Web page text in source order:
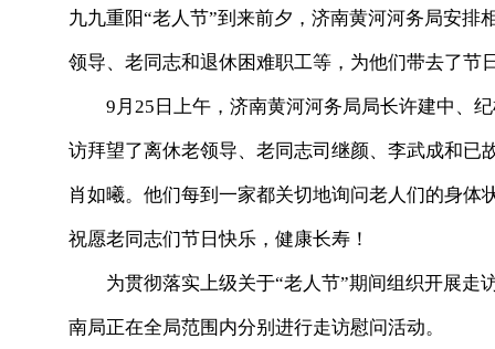
九九重阳“老人节”到来前夕，济南黄河河务局安
领导、老同志和退休困难职工等，为他们带去了节
9月25日上午，济南黄河河务局局长许建中、纪
访拜望了离休老领导、老同志司继颜、李武成和
肖如曦。他们每到一家都关切地询问老人们的身
祝愿老同志们节日快乐，健康长寿！
为贯彻落实上级关于“老人节”期间组织开展走
南局正在全局范围内分别进行走访慰问活动。